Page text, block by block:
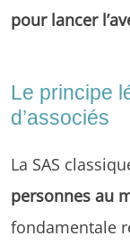
pour lancer
Le principe
d’associés
La SAS
personnes au
fondamentale